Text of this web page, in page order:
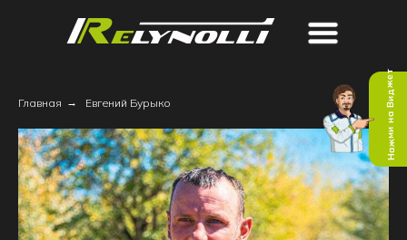
Нажми на Виджет
Главная → Евгений Бурыко